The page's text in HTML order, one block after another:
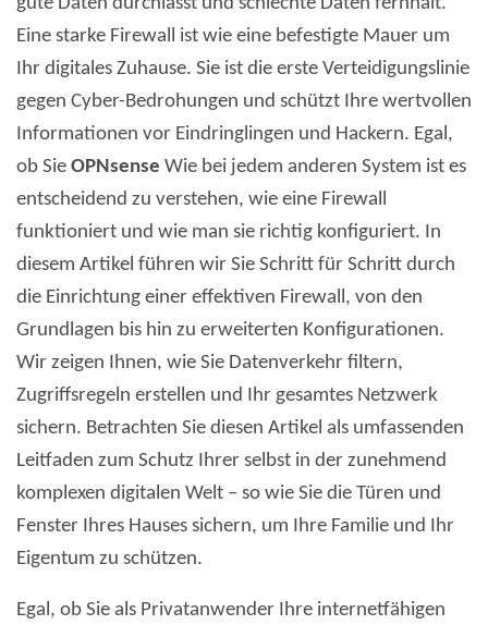
Eine starke Firewall ist wie eine befestigte Mauer um
Ihr digitales Zuhause. Sie ist die erste Verteidigungslinie
gegen Cyber-Bedrohungen und schützt Ihre wertvollen
Informationen vor Eindringlingen und Hackern. Egal,
ob Sie OPNsense Wie bei jedem anderen System ist es
entscheidend zu verstehen, wie eine Firewall
funktioniert und wie man sie richtig konfiguriert. In
diesem Artikel führen wir Sie Schritt für Schritt durch
die Einrichtung einer effektiven Firewall, von den
Grundlagen bis hin zu erweiterten Konfigurationen.
Wir zeigen Ihnen, wie Sie Datenverkehr filtern,
Zugriffsregeln erstellen und Ihr gesamtes Netzwerk
sichern. Betrachten Sie diesen Artikel als umfassenden
Leitfaden zum Schutz Ihrer selbst in der zunehmend
komplexen digitalen Welt – so wie Sie die Türen und
Fenster Ihres Hauses sichern, um Ihre Familie und Ihr
Eigentum zu schützen.
Egal, ob Sie als Privatanwender Ihre internetfähigen